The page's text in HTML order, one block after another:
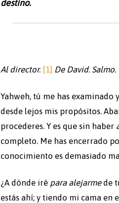
destino.
Al director. [1] De David. Salmo.
Yahweh, tú me has
desde lejos mis propósitos.
procederes. Y es que sin haber
completo. Me has encerrado
conocimiento es demasiado
¿A dónde iré para alejarme de
estás ahí; y tiendo mi cama en